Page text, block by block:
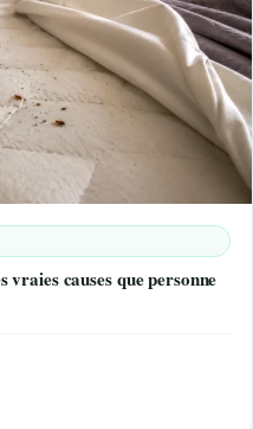
vraies causes que personne